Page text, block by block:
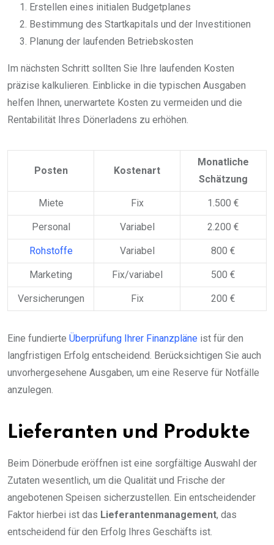
Erstellen eines initialen Budgetplanes
Bestimmung des Startkapitals und der Investitionen
Planung der laufenden Betriebskosten
Im nächsten Schritt sollten Sie Ihre laufenden Kosten
präzise kalkulieren. Einblicke in die typischen Ausgaben
helfen Ihnen, unerwartete Kosten zu vermeiden und die
Rentabilität Ihres Dönerladens zu erhöhen.
Posten Kostenart
Monatliche
Schätzung
Miete Fix 1.500 €
Personal Variabel 2.200 €
Rohstoffe Variabel 800 €
Marketing Fix/variabel 500 €
Versicherungen Fix 200 €
Eine fundierte Überprüfung Ihrer Finanzpläne ist für den
langfristigen Erfolg entscheidend. Berücksichtigen Sie auch
unvorhergesehene Ausgaben, um eine Reserve für Notfälle
anzulegen.
Lieferanten und Produkte
Beim Dönerbude eröffnen ist eine sorgfältige Auswahl der
Zutaten wesentlich, um die Qualität und Frische der
angebotenen Speisen sicherzustellen. Ein entscheidender
Faktor hierbei ist das Lieferantenmanagement, das
entscheidend für den Erfolg Ihres Geschäfts ist.